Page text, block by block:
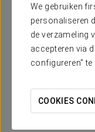
We gebruiken
personaliseren
de verzameling
accepteren via
configureren" te
COOKIES